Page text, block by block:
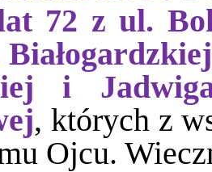
72 z ul.
i
, których z
Ojcu.